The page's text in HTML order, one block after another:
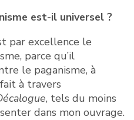
est-il universel ?
par excellence le
parce qu’il
le paganisme, à
à travers
, tels du moins
dans mon ouvrage.